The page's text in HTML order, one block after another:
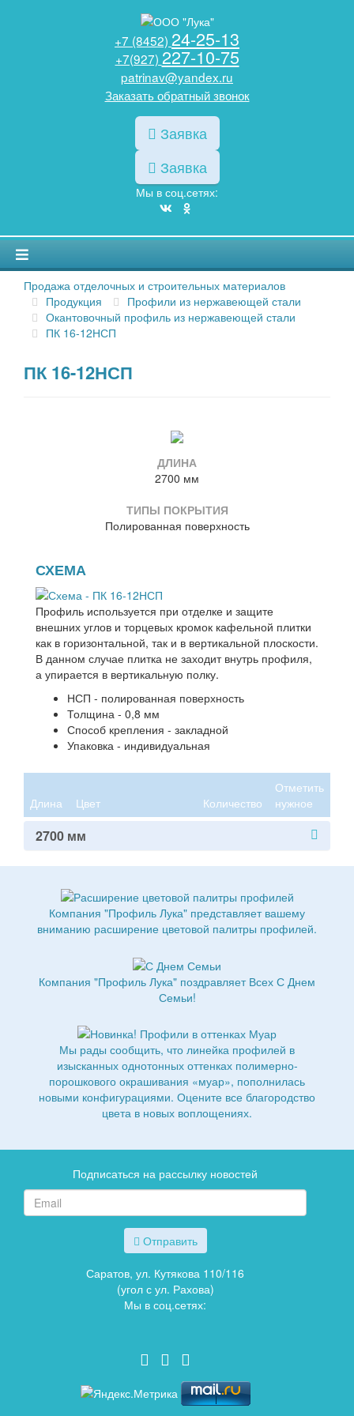
+7 (8452) 24-25-13
+7(927) 227-10-75
patrinav@yandex.ru
Заказать обратный звонок
Заявка
Заявка
Мы в соц.сетях:
Продажа отделочных и строительных материалов
Продукция
Профили из нержавеющей стали
Окантовочный профиль из нержавеющей стали
ПК 16-12НСП
ПК 16-12НСП
ДЛИНА
2700 мм
ТИПЫ ПОКРЫТИЯ
Полированная поверхность
СХЕМА
Профиль используется при отделке и защите
внешних углов и торцевых кромок кафельной плитки
как в горизонтальной, так и в вертикальной плоскости.
В данном случае плитка не заходит внутрь профиля,
а упирается в вертикальную полку.
НСП - полированная поверхность
Толщина - 0,8 мм
Способ крепления - закладной
Упаковка - индивидуальная
Длина Цвет Количество
Отметить
нужное
2700 мм
Компания "Профиль Лука" представляет вашему
вниманию расширение цветовой палитры профилей.
Компания "Профиль Лука" поздравляет Всех С Днем
Семьи!
Мы рады сообщить, что линейка профилей в
изысканных однотонных оттенках полимерно-
порошкового окрашивания «муар», пополнилась
новыми конфигурациями. Оцените все благородство
цвета в новых воплощениях.
Подписаться на рассылку новостей
Отправить
Саратов, ул. Кутякова 110/116
(угол с ул. Рахова)
Мы в соц.сетях: